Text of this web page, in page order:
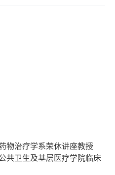
物治疗学系荣休讲座教授
共卫生及基层医疗学院临床